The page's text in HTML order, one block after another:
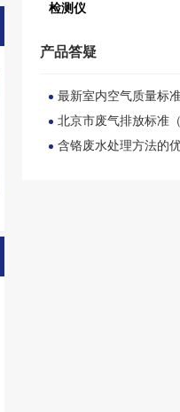
检测仪
产品答疑
最新室内空气质量标
北京市废气排放标准
含铬废水处理方法的